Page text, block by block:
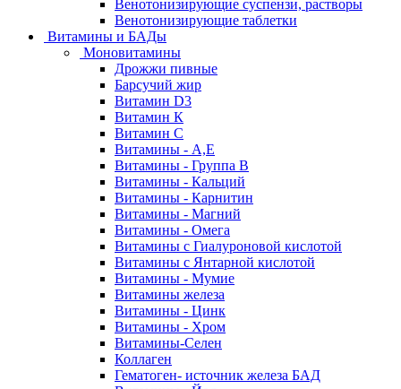
Венотонизирующие суспензи, растворы
Венотонизирующие таблетки
Витамины и БАДы
Моновитамины
Дрожжи пивные
Барсучий жир
Витамин D3
Витамин К
Витамин С
Витамины - А,Е
Витамины - Группа В
Витамины - Кальций
Витамины - Карнитин
Витамины - Магний
Витамины - Омега
Витамины с Гиалуроновой кислотой
Витамины с Янтарной кислотой
Витамины - Мумие
Витамины железа
Витамины - Цинк
Витамины - Хром
Витамины-Селен
Коллаген
Гематоген- источник железа БАД